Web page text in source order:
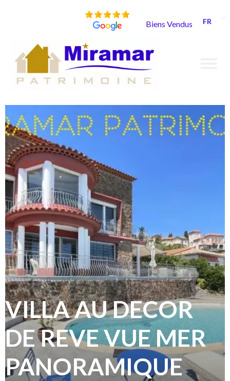
Biens Vendus FR
VILLA AU DECOR
DE REVE VUE MER
PANORAMIQUE